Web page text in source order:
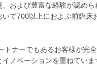
および豊富な経験が認め
て700以上におよぶ前臨
トナーでもあるお客様が完
ノベーションを重ねてい